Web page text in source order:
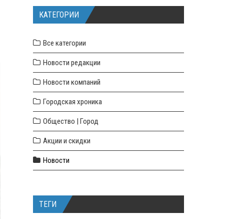
КАТЕГОРИИ
Все категории
Новости редакции
Новости компаний
Городская хроника
Общество | Город
Акции и скидки
Новости
ТЕГИ